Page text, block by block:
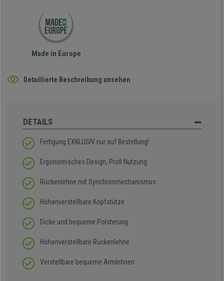
Made in Europe
Detaillierte Beschreibung ansehen
DETAILS
Fertigung EXKLUSIV nur auf Bestellung!
Ergonomisches Design, Profi Nutzung
Rückenlehne mit Synchronmechanismus
Höhenverstellbare Kopfstütze
Dicke und bequeme Polsterung
Höhenverstellbare Rückenlehne
Verstellbare bequeme Armlehnen